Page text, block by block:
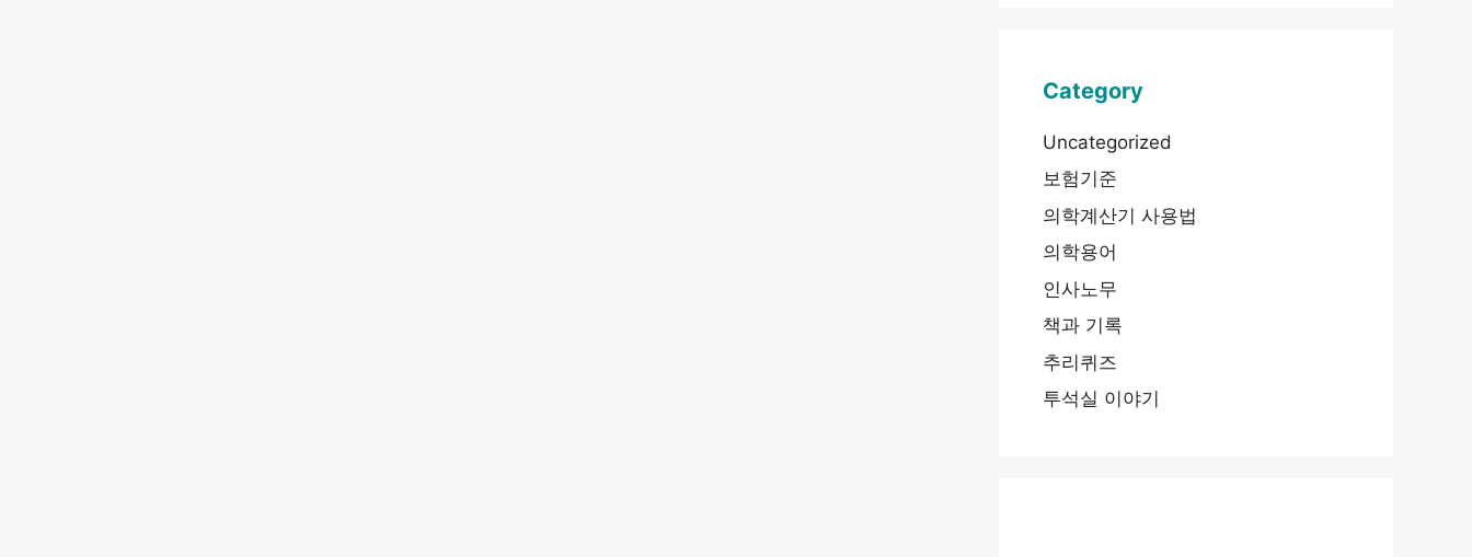
Category
Uncategorized
보험기준
의학계산기 사용법
의학용어
인사노무
책과 기록
추리퀴즈
투석실 이야기